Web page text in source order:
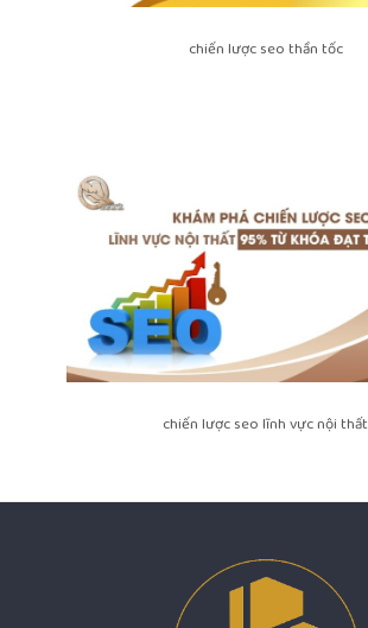
chiến lược seo thần tốc
chiến lược seo lĩnh vực nội thất